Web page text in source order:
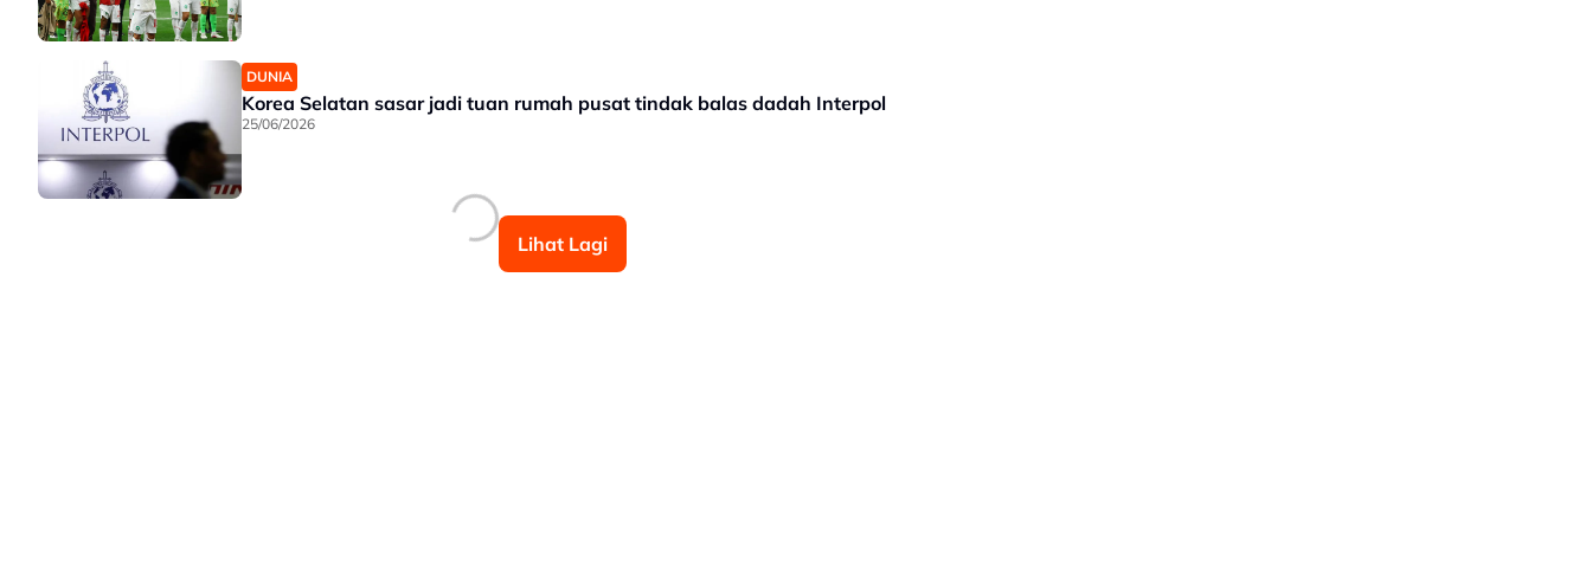
DUNIA
Korea Selatan sasar jadi tuan rumah pusat tindak balas dadah Interpol
25/06/2026
Lihat Lagi